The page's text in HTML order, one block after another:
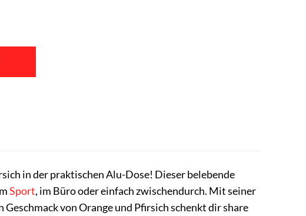
in der praktischen Alu-Dose! Dieser belebende
Sport, im Büro oder einfach zwischendurch. Mit seiner
von Orange und Pfirsich schenkt dir share